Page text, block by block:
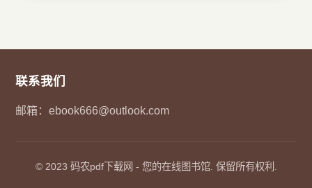
圳的用户 3分钟前 购买了本书
联系我们
邮箱：ebook666@outlook.com
© 2023 码农pdf下载网 - 您的在线图书馆. 保留所有权利.